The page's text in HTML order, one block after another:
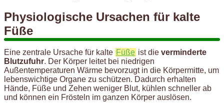
Physiologische Ursachen für kalte
Füße
Eine zentrale Ursache für kalte Füße ist die verminderte
Blutzufuhr. Der Körper leitet bei niedrigen
Außentemperaturen Wärme bevorzugt in die Körpermitte, um
lebenswichtige Organe zu schützen. Dadurch erhalten
Hände, Füße und Zehen weniger Blut, kühlen schneller ab
und können ein Frösteln im ganzen Körper auslösen.